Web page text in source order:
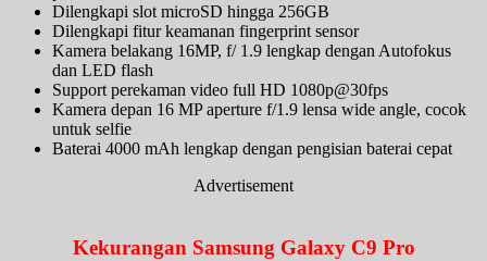
Dilengkapi slot microSD hingga 256GB
Dilengkapi fitur keamanan fingerprint sensor
Kamera belakang 16MP, f/ 1.9 lengkap dengan Autofokus
dan LED flash
Support perekaman video full HD 1080p@30fps
Kamera depan 16 MP aperture f/1.9 lensa wide angle, cocok
untuk selfie
Baterai 4000 mAh lengkap dengan pengisian baterai cepat
Advertisement
Kekurangan Samsung Galaxy C9 Pro